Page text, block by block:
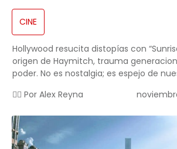
CINE
Hollywood resucita distopías con
origen de Haymitch, trauma
poder. No es nostalgia; es espejo de
✍🏻 Por Alex Reyna